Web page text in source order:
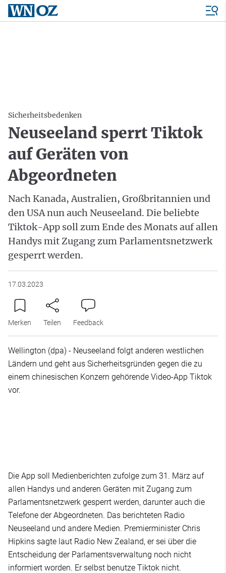
Sicherheitsbedenken
Neuseeland sperrt Tiktok
auf Geräten von
Abgeordneten
Nach Kanada, Australien, Großbritannien und
den USA nun auch Neuseeland. Die beliebte
Tiktok-App soll zum Ende des Monats auf allen
Handys mit Zugang zum Parlamentsnetzwerk
gesperrt werden.
17.03.2023
Merken Teilen Feedback
Wellington (dpa) - Neuseeland folgt anderen westlichen
Ländern und geht aus Sicherheitsgründen gegen die zu
einem chinesischen Konzern gehörende Video-App Tiktok
vor.
Die App soll Medienberichten zufolge zum 31. März auf
allen Handys und anderen Geräten mit Zugang zum
Parlamentsnetzwerk gesperrt werden, darunter auch die
Telefone der Abgeordneten. Das berichteten Radio
Neuseeland und andere Medien. Premierminister Chris
Hipkins sagte laut Radio New Zealand, er sei über die
Entscheidung der Parlamentsverwaltung noch nicht
informiert worden. Er selbst benutze Tiktok nicht.